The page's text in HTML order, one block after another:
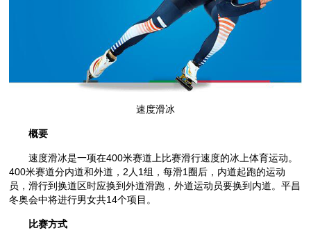
速度滑冰
概要
速度滑冰是一项在400米赛道上比赛滑行速度的冰上体育运动。
400米赛道分内道和外道，2人1组，每滑1圈后，内道起跑的运动
员，滑行到换道区时应换到外道滑跑，外道运动员要换到内道。平昌
冬奥会中将进行男女共14个项目。
比赛方式